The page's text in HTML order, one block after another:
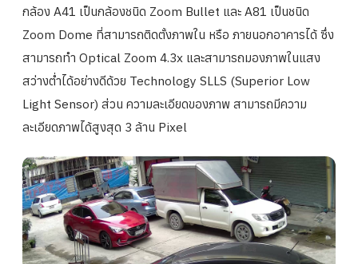
กล้อง A41 เป็นกล้องชนิด Zoom Bullet และ A81 เป็นชนิด
Zoom Dome ที่สามารถติดตั้งภาพใน หรือ ภายนอกอาคารได้ ซึ่ง
สามารถทำ Optical Zoom 4.3x และสามารถมองภาพในแสง
สว่างต่ำได้อย่างดีด้วย Technology SLLS (Superior Low
Light Sensor) ส่วน ความละเอียดของภาพ สามารถมีความ
ละเอียดภาพได้สูงสุด 3 ล้าน Pixel